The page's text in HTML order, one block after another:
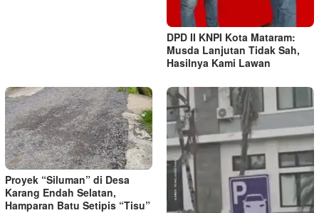
DPD II KNPI Kota Mataram:
Musda Lanjutan Tidak Sah,
Hasilnya Kami Lawan
Proyek “Siluman” di Desa
Karang Endah Selatan,
Hamparan Batu Setipis “Tisu”